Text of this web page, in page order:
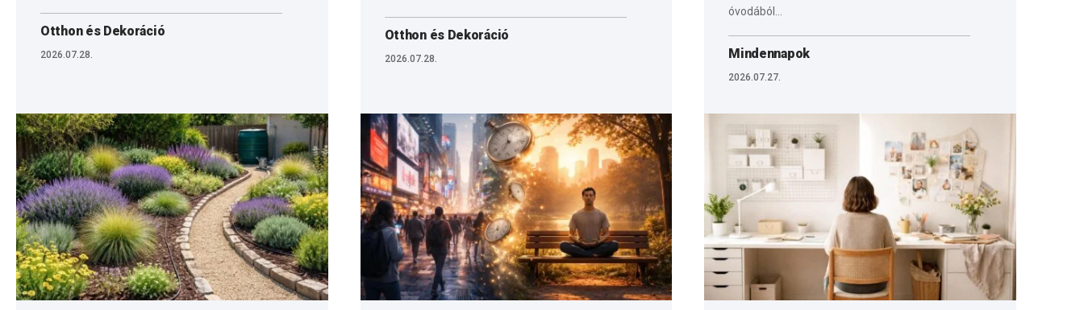
Otthon és Dekoráció
2026.07.28.
Otthon és Dekoráció
2026.07.28.
óvodából…
Mindennapok
2026.07.27.